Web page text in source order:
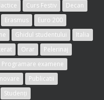
Curs Festiv
Decan
Erasmus
Euro 200
Ghidul studentului
Italia
Orar
Pelerinaj
Programare examene
Publicatii
Studenți